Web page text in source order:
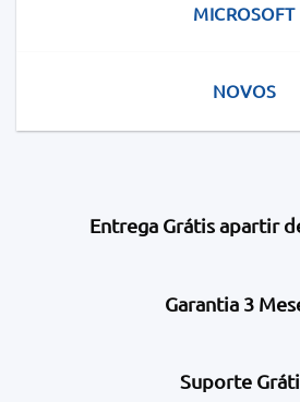
MICROSOFT
NOVOS
Entrega Grátis apartir
Garantia 3
Suporte